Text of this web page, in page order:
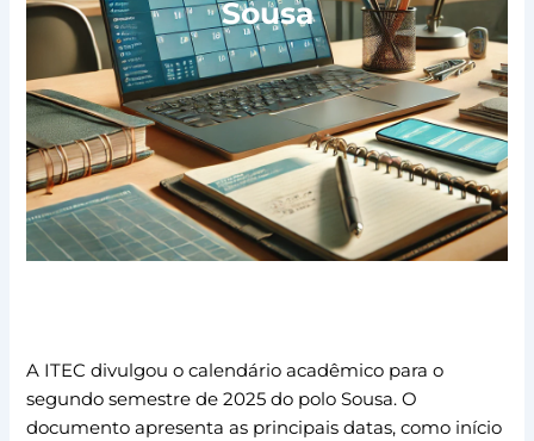
Sousa
A ITEC divulgou o calendário acadêmico para o
segundo semestre de 2025 do polo Sousa. O
documento apresenta as principais datas, como início